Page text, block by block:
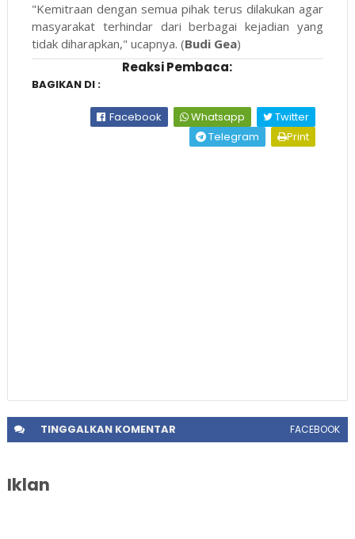
"Kemitraan dengan semua pihak terus dilakukan agar
masyarakat terhindar dari berbagai kejadian yang
tidak diharapkan," ucapnya. (Budi Gea)
Reaksi Pembaca:
BAGIKAN DI :
Facebook Whatsapp
Twitter
Telegram
Print
TINGGALKANKOMENTAR FACEBOOK
Iklan